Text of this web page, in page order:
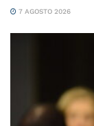
7 AGOSTO 2026